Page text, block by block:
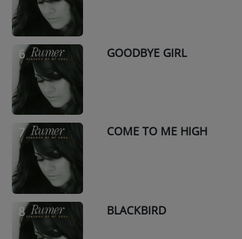
6 GOODBYE GIRL
7 COME TO ME HIGH
8 BLACKBIRD